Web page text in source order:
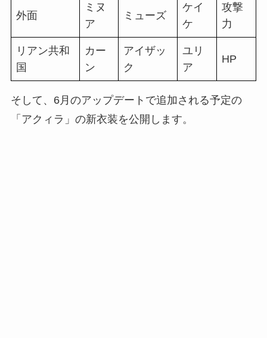
外面
ミヌ
ア
ミューズ
ケイ
ケ
攻撃
力
リアン共和
国
カー
ン
アイザッ
ク
ユリ
ア
HP
そして、6月のアップデートで追加される予定の
「アクィラ」の新衣装を公開します。